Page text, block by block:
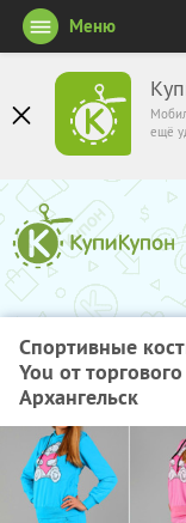
ещё
Меню
Спортивные
You от
Архангельск